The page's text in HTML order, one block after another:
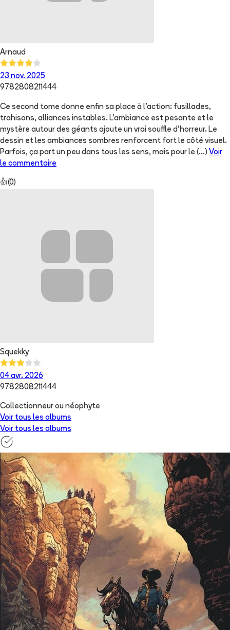
Arnaud
23 nov. 2025
9782808211444
Ce second tome donne enfin sa place à l'action: fusillades,
trahisons, alliances instables. L’ambiance est pesante et le
mystère autour des géants ajoute un vrai souffle d’horreur. Le
dessin et les ambiances sombres renforcent fort le côté visuel.
Parfois, ça part un peu dans tous les sens, mais pour le (...) Voir
le commentaire
👍(0)
Squekky
04 avr. 2026
9782808211444
Collectionneur ou néophyte
Voir tous les albums
Voir tous les albums